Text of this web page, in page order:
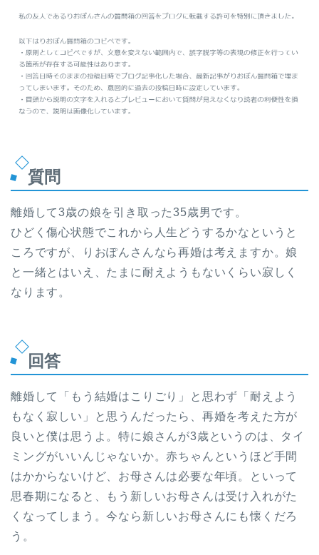
質問
離婚して3歳の娘を引き取った35歳男です。
ひどく傷心状態でこれから人生どうするかなというと
ころですが、りおぽんさんなら再婚は考えますか。娘
と一緒とはいえ、たまに耐えようもないくらい寂しく
なります。
回答
離婚して「もう結婚はこりごり」と思わず「耐えよう
もなく寂しい」と思うんだったら、再婚を考えた方が
良いと僕は思うよ。特に娘さんが3歳というのは、タイ
ミングがいいんじゃないか。赤ちゃんというほど手間
はかからないけど、お母さんは必要な年頃。といって
思春期になると、もう新しいお母さんは受け入れがた
くなってしまう。今なら新しいお母さんにも懐くだろ
う。